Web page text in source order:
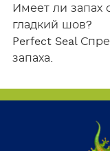
Имеет ли запах
гладкий шов?
Perfect Seal
запаха.